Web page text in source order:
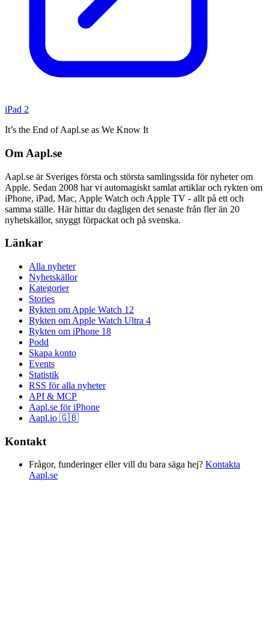
iPad 2
It’s the End of Aapl.se as We Know It
Om Aapl.se
Aapl.se är Sveriges första och största samlingssida för nyheter om
Apple. Sedan 2008 har vi automagiskt samlat artiklar och rykten om
iPhone, iPad, Mac, Apple Watch och Apple TV - allt på ett och
samma ställe. Här hittar du dagligen det senaste från fler än 20
nyhetskällor, snyggt förpackat och på svenska.
Länkar
Alla nyheter
Nyhetskällor
Kategorier
Stories
Rykten om Apple Watch 12
Rykten om Apple Watch Ultra 4
Rykten om iPhone 18
Podd
Skapa konto
Events
Statistik
RSS för alla nyheter
API & MCP
Aapl.se för iPhone
Aapl.io 🇬🇧
Kontakt
Frågor, funderinger eller vill du bara säga hej? Kontakta
Aapl.se